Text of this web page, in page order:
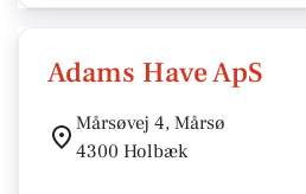
Adams Have ApS
Mårsøvej 4, Mårsø
4300 Holbæk